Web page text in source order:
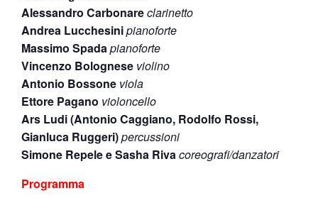
Alessandro Carbonareclarinetto
Andrea Lucchesinipianoforte
Massimo Spada pianoforte
Vincenzo Bolognese violino
Antonio Bossone viola
Ettore Pagano violoncello
Ars Ludi (Antonio Caggiano, Rodolfo Rossi,
Gianluca Ruggeri)percussioni
Simone Repele e Sasha Riva coreografi/danzatori
Programma